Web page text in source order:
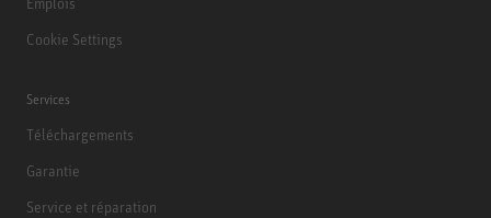
Cookie Settings
Services
Téléchargements
Garantie
Service et réparation